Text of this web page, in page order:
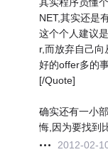
其实程序员懂
NET,其实还是
这个个人建议
r,而放弃自己向
好的offer多的
[/Quote]
确实还有一小
悔,因为要找到
2012-02-